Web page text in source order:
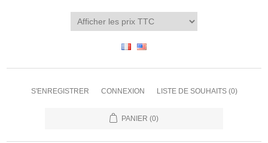
S'ENREGISTRER CONNEXION LISTE DE SOUHAITS (0)
PANIER (0)